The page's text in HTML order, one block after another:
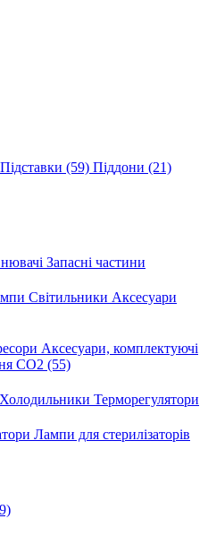
Підставки (59) Піддони (21)
Запасні частини
Світильники Аксесуари
Аксесуари, комплектуючі
CO2 (55)
Холодильники Терморегулятори
Лампи для стерилізаторів